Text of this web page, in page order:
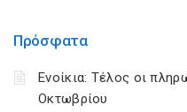
Πρόσφατα
Ενοίκια: Τέλος οι
Οκτωβρίου